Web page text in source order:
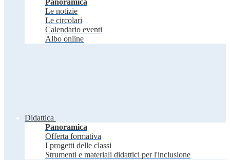
Panoramica
Le notizie
Le circolari
Calendario eventi
Albo online
Didattica
Panoramica
Offerta formativa
I progetti delle classi
Strumenti e materiali didattici per l'inclusione